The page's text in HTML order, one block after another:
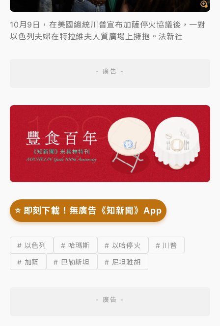
10月9日，在美國總統川普宣布加薩停火協議後，一對
以色列夫婦在特拉維夫人質廣場上擁抱。法新社
⭐️ 即刻下載！無廣告《知新聞》App
# 以色列 # 哈瑪斯 # 以哈停火
# 川普
# 加薩
# 巴勒斯坦 # 尼坦雅胡